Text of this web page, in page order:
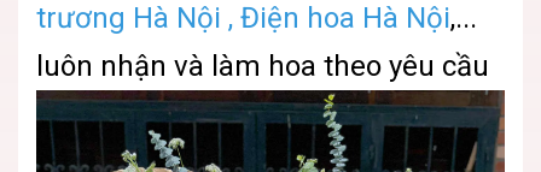
trương Hà Nội , Điện hoa Hà Nội,...
luôn nhận và làm hoa theo yêu cầu